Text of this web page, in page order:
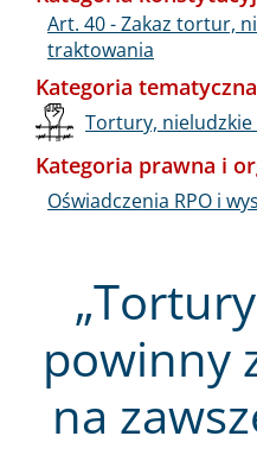
powinny
na
Art. 40 - Zakaz tortur,
traktowania
Kategoria tematyczna
Tortury,
Kategoria prawna i
Oświadczenia RPO i